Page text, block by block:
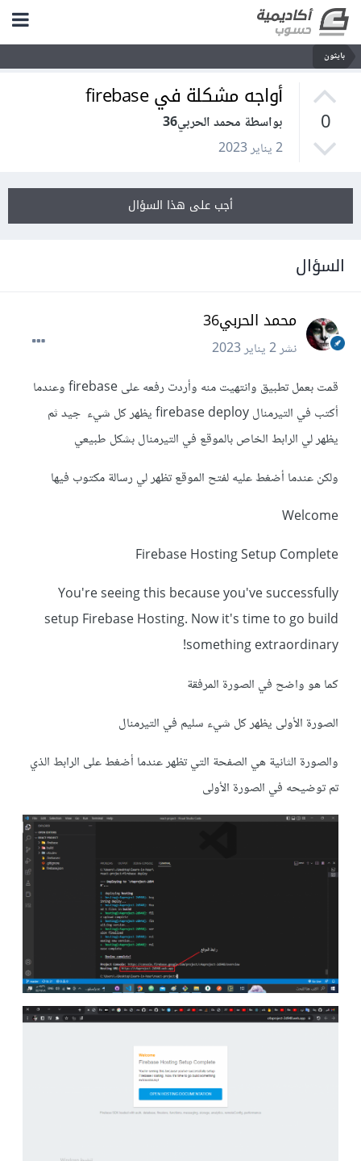
بايثون
0
أواجه مشكلة في firebase
بواسطة محمد الحربي36
2 يناير 2023
أجب على هذا السؤال
السؤال
محمد الحربي36
نشر2 يناير 2023
قمت بعمل تطبيق وانتهيت منه وأردت رفعه على firebase وعندما
أكتب في التيرمنال firebase deploy يظهر كل شيء جيد ثم
يظهر لي الرابط الخاص بالموقع في التيرمنال بشكل طبيعي
ولكن عندما أضغط عليه لفتح الموقع تظهر لي رسالة مكتوب فيها
Welcome
Firebase Hosting Setup Complete
You're seeing this because you've successfully
setup Firebase Hosting. Now it's time to go build
something extraordinary!
كما هو واضح في الصورة المرفقة
الصورة الأولى يظهر كل شيء سليم في التيرمنال
والصورة الثانية هي الصفحة التي تظهر عندما أضغط على الرابط الذي
تم توضيحه في الصورة الأولى